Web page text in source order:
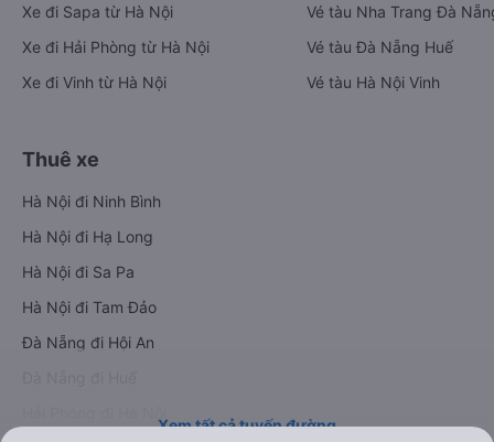
Xe đi Sapa từ Hà Nội
Xe đi Hải Phòng từ Hà Nội
Xe đi Vinh từ Hà Nội
Vé tàu Nha Trang Đà
Vé tàu Đà Nẵng Huế
Vé tàu Hà Nội Vinh
Thuê xe
Hà Nội đi Ninh Bình
Hà Nội đi Hạ Long
Hà Nội đi Sa Pa
Hà Nội đi Tam Đảo
Đà Nẵng đi Hội An
Xem tất cả tuyến đường